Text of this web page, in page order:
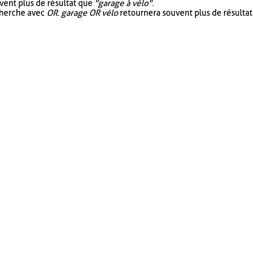
plus de résultat que "garage à vélo".
avec OR. garage OR véloretournera souvent plus de résultat